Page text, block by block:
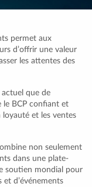
permet aux
d’offrir une valeur
les attentes des
actuel que de
le BCP confiant et
loyauté et les ventes
non seulement
dans une plate-
soutien mondial pour
et d’événements